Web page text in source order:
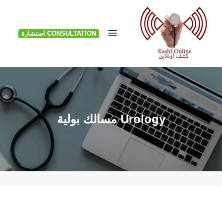
Skip
content
CONSULTATION استشارة
Urology مسالك بولية